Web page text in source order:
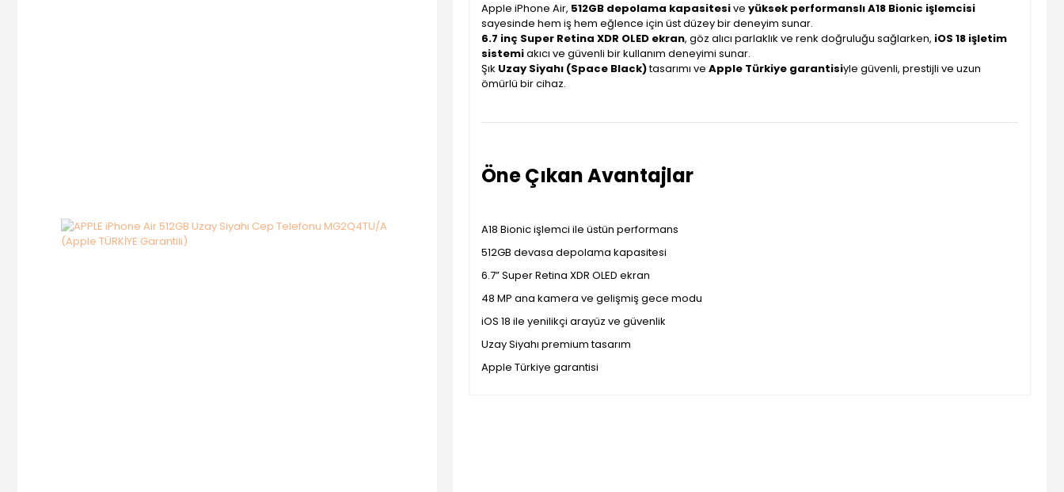
Apple iPhone Air, 512GB depolama kapasitesive yüksek performanslı A18 Bionic işlemcisi
sayesinde hem iş hem eğlence için üst düzey bir deneyim sunar.
6.7 inç Super Retina XDR OLED ekran, göz alıcı parlaklık ve renk doğruluğu sağlarken, iOS 18 işletim
sistemiakıcı ve güvenli bir kullanım deneyimi sunar.
Şık Uzay Siyahı (Space Black)tasarımı ve Apple Türkiye garantisiyle güvenli, prestijli ve uzun
ömürlü bir cihaz.
Öne Çıkan Avantajlar
A18 Bionic işlemci ile üstün performans
512GB devasa depolama kapasitesi
6.7” Super Retina XDR OLED ekran
48 MP ana kamera ve gelişmiş gece modu
iOS 18 ile yenilikçi arayüz ve güvenlik
Uzay Siyahı premium tasarım
Apple Türkiye garantisi